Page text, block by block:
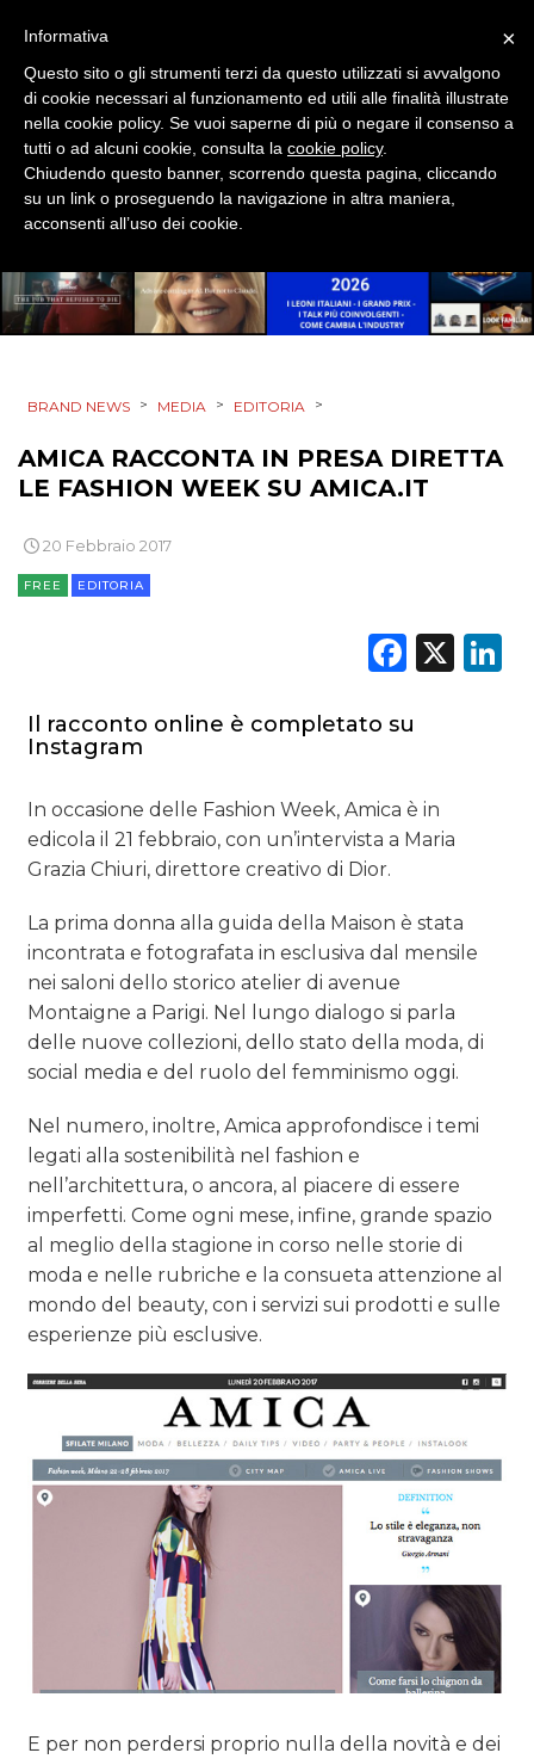
CSR
STRATEGIE
CINEMA
DIGITALE
EDITORIA
TV
RICERCHE
NORMATIVE
CASE HISTORY
OPINIONI
BRAND NEWS > MEDIA > EDITORIA >
AMICA RACCONTA IN PRESA DIRETTA
LE FASHION WEEK SU AMICA.IT
20 Febbraio 2017
FREE EDITORIA
X
Il racconto online è completato su
Instagram
In occasione delle Fashion Week, Amica è in
edicola il 21 febbraio, con un’intervista a Maria
Grazia Chiuri, direttore creativo di Dior.
La prima donna alla guida della Maison è stata
incontrata e fotografata in esclusiva dal mensile
nei saloni dello storico atelier di avenue
Montaigne a Parigi. Nel lungo dialogo si parla
delle nuove collezioni, dello stato della moda, di
social media e del ruolo del femminismo oggi.
Nel numero, inoltre, Amica approfondisce i temi
legati alla sostenibilità nel fashion e
nell’architettura, o ancora, al piacere di essere
imperfetti. Come ogni mese, infine, grande spazio
al meglio della stagione in corso nelle storie di
moda e nelle rubriche e la consueta attenzione al
mondo del beauty, con i servizi sui prodotti e sulle
esperienze più esclusive.
E per non perdersi proprio nulla della novità e dei
×
Informativa
Questo sito o gli strumenti terzi da questo utilizzati si avvalgono
di cookie necessari al funzionamento ed utili alle finalità illustrate
nella cookie policy. Se vuoi saperne di più o negare il consenso a
tutti o ad alcuni cookie, consulta la cookie policy.
Chiudendo questo banner, scorrendo questa pagina, cliccando
su un link o proseguendo la navigazione in altra maniera,
acconsenti all’uso dei cookie.